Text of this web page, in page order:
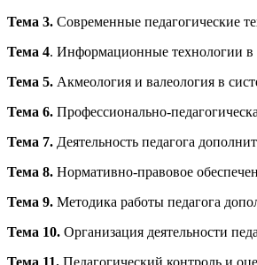
Тема 3. Современные педагогические
Тема 4. Информационные технологии в
Тема 5. Акмеология и валеология в
Тема 6. Профессионально-
Тема 7. Деятельность педагога
Тема 8. Нормативно-правовое
Тема 9. Методика работы педагога
Тема 10. Организация деятельности
Тема 11. Педагогический контроль и